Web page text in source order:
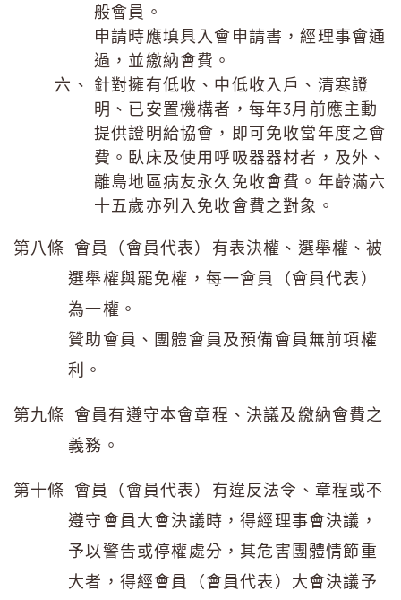
般會員。
申請時應填具入會申請書，經理事會通
過，並繳納會費。
針對擁有低收、中低收入戶、清寒證
明、已安置機構者，每年3月前應主動
提供證明給協會，即可免收當年度之會
費。臥床及使用呼吸器器材者，及外、
離島地區病友永久免收會費。年齡滿六
十五歲亦列入免收會費之對象。
第八條 會員（會員代表）有表決權、選舉權、被
選舉權與罷免權，每一會員（會員代表）
為一權。
贊助會員、團體會員及預備會員無前項權
利。
第九條 會員有遵守本會章程、決議及繳納會費之
義務。
第十條 會員（會員代表）有違反法令、章程或不
遵守會員大會決議時，得經理事會決議，
予以警告或停權處分，其危害團體情節重
大者，得經會員（會員代表）大會決議予